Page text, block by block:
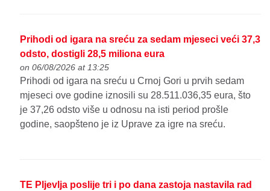
Prihodi od igara na sreću za sedam mjeseci veći 37,3
odsto, dostigli 28,5 miliona eura
on 06/08/2026 at 13:25
Prihodi od igara na sreću u Crnoj Gori u prvih sedam
mjeseci ove godine iznosili su 28.511.036,35 eura, što
je 37,26 odsto više u odnosu na isti period prošle
godine, saopšteno je iz Uprave za igre na sreću.
TE Pljevlja poslije tri i po dana zastoja nastavila rad